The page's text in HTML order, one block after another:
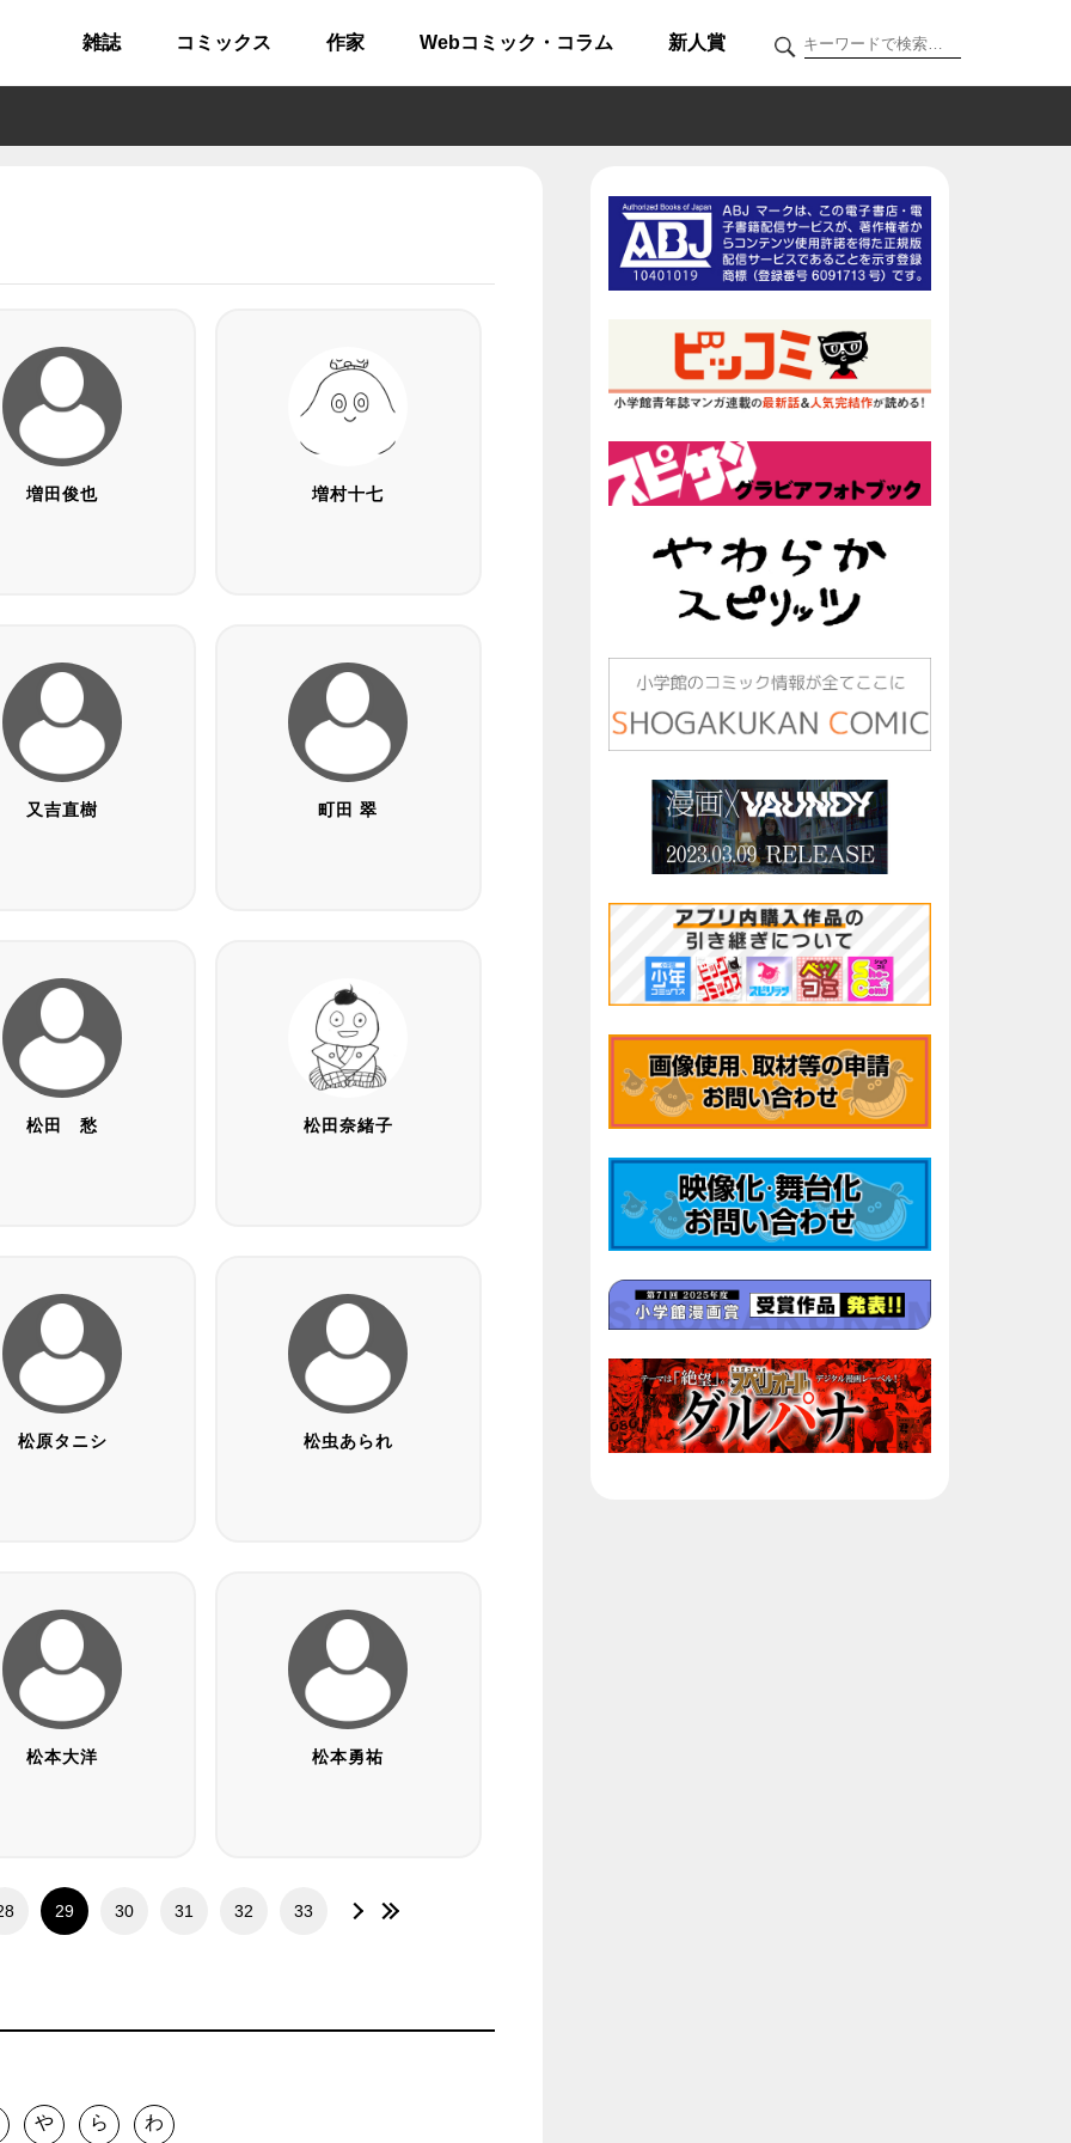
雑誌 コミックス 作家 Webコミック・コラム 新人賞
増田俊也 増村十七
又吉直樹 町田 翠
松田 愁 松田奈緒子
松原タニシ 松虫あられ
松本大洋 松本勇祐
29 30 31 32 33
や ら わ